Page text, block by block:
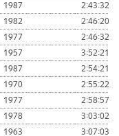
1987
2:43:32
1982
2:46:20
1977
2:46:32
1957
3:52:21
1987
2:54:21
1970
2:55:22
1977
2:58:57
1978
3:03:02
1963
3:07:03